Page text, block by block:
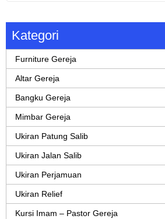
Kategori
Furniture Gereja
Altar Gereja
Bangku Gereja
Mimbar Gereja
Ukiran Patung Salib
Ukiran Jalan Salib
Ukiran Perjamuan
Ukiran Relief
Kursi Imam – Pastor Gereja